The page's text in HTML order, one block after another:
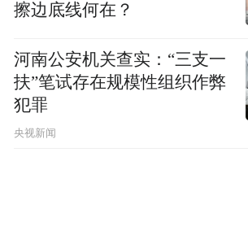
擦边底线何在？
河南公安机关查实：“三支一
扶”笔试存在规模性组织作弊
犯罪
央视新闻